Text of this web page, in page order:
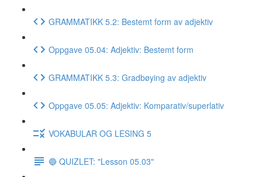
GRAMMATIKK 5.2: Bestemt form av adjektiv
Oppgave 05.04: Adjektiv: Bestemt form
GRAMMATIKK 5.3: Gradbøying av adjektiv
Oppgave 05.05: Adjektiv: Komparativ/superlativ
VOKABULAR OG LESING 5
🔵 QUIZLET: "Lesson 05.03"